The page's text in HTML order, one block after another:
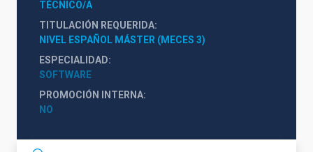
TÉCNICO/A
TITULACIÓN REQUERIDA
NIVEL ESPAÑOL MÁSTER (MECES 3)
ESPECIALIDAD
SOFTWARE
PROMOCIÓN INTERNA
NO